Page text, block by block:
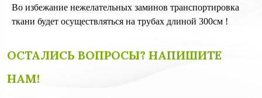
Во избежание нежелательных заминов транспортировка
ткани будет осуществляться на трубах длиной 300см !
ОСТАЛИСЬ ВОПРОСЫ? НАПИШИТЕ
НАМ!